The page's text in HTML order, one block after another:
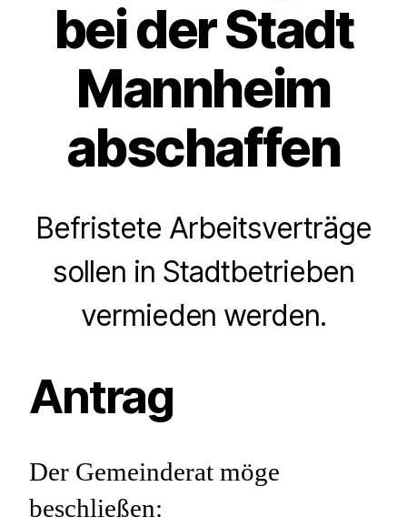
bei der Stadt
Mannheim
abschaffen
Befristete Arbeitsverträge
sollen in Stadtbetrieben
vermieden werden.
Antrag
Der Gemeinderat möge
beschließen: